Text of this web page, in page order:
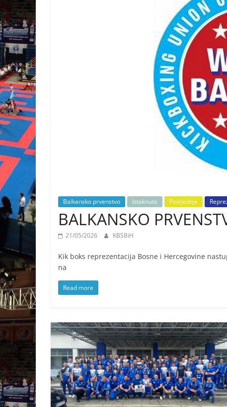
Balkansko prvenstvo Istaknuto Posljednje
BALKANSKO
21/05/2026 KBSBiH
Kik boks reprezentacija Bosne i Hercegovine
na
Read more